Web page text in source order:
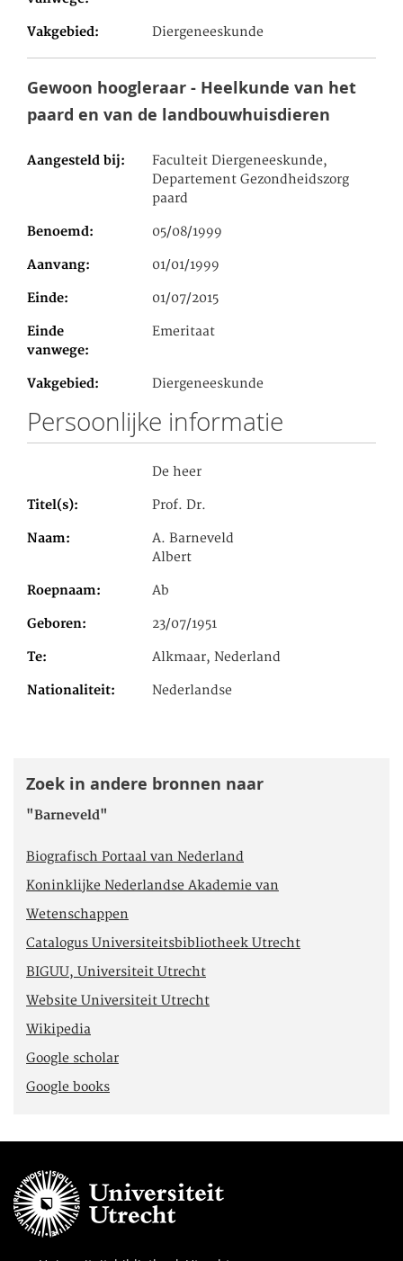
Vakgebied Diergeneeskunde
Gewoon hoogleraar - Heelkunde van het
paard en van de landbouwhuisdieren
Aangesteld bij
Faculteit Diergeneeskunde,
Departement Gezondheidszorg
paard
Benoemd 05/08/1999
Aanvang 01/01/1999
Einde 01/07/2015
Einde
vanwege
Emeritaat
Vakgebied Diergeneeskunde
Persoonlijke informatie
De heer
Titel(s) Prof. Dr.
Naam
A. Barneveld
Albert
Roepnaam Ab
Geboren 23/07/1951
Te Alkmaar, Nederland
Nationaliteit Nederlandse
Zoek in andere bronnen naar
"Barneveld"
Biografisch Portaal van Nederland
Koninklijke Nederlandse Akademie van
Wetenschappen
Catalogus Universiteitsbibliotheek Utrecht
BIGUU, Universiteit Utrecht
Website Universiteit Utrecht
Wikipedia
Google scholar
Google books